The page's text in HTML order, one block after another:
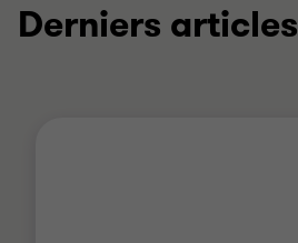
Derniers articles